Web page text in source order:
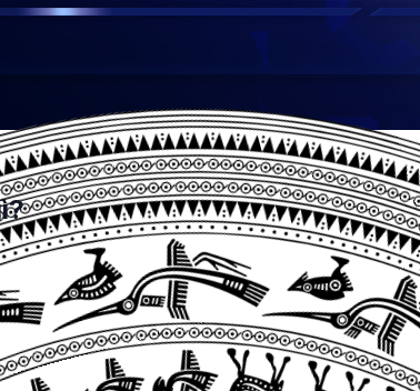
rất cạnh tranh) để đạt thứ hạng đầu trong top
lượt nhấp, lượt hiển thị, lượt tương tác tối đa
tế thường thấp hơn hoặc bằng mức giá thầu